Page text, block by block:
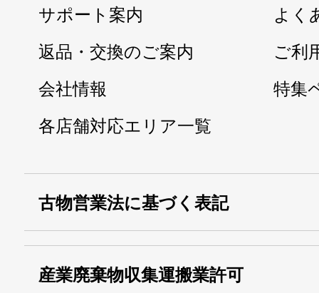
サポート案内
よく
返品・交換のご案内
ご利
会社情報
特集
各店舗対応エリア一覧
古物営業法に基づく表記
産業廃棄物収集運搬業許可